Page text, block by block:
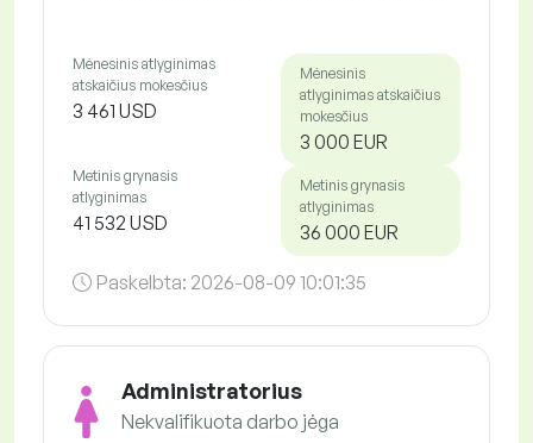
Mėnesinis atlyginimas
atskaičius mokesčius
3 461 USD
Mėnesinis
atlyginimas atskaičius
mokesčius
3 000 EUR
Metinis grynasis
atlyginimas
41 532 USD
Metinis grynasis
atlyginimas
36 000 EUR
Paskelbta: 2026-08-09 10:01:35
Administratorius
Nekvalifikuota darbo jėga